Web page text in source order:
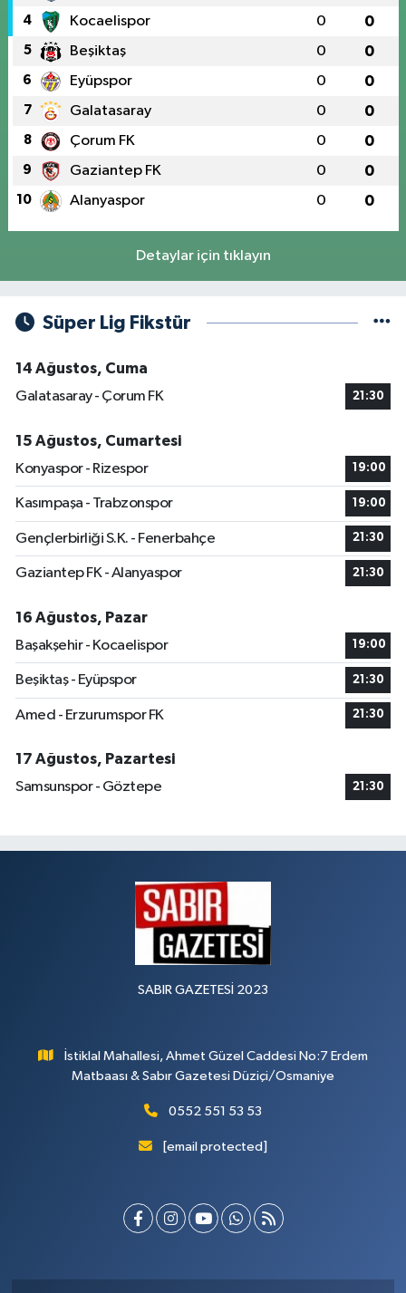
4 Kocaelispor 0 0
5 Beşiktaş 0 0
6 Eyüpspor 0 0
7 Galatasaray 0 0
8 Çorum FK 0 0
9 Gaziantep FK 0 0
10 Alanyaspor 0 0
Detaylar için tıklayın
Süper Lig Fikstür
14 Ağustos, Cuma
Galatasaray - Çorum FK
21:30
15 Ağustos, Cumartesi
Konyaspor - Rizespor
19:00
Kasımpaşa - Trabzonspor 19:00
Gençlerbirliği S.K. - Fenerbahçe 21:30
Gaziantep FK - Alanyaspor 21:30
16 Ağustos, Pazar
Başakşehir - Kocaelispor
19:00
Beşiktaş - Eyüpspor 21:30
Amed - Erzurumspor FK 21:30
17 Ağustos, Pazartesi
Samsunspor - Göztepe
21:30
SABIR GAZETESİ 2023
İstiklal Mahallesi, Ahmet Güzel Caddesi No:7 Erdem
Matbaası & Sabır Gazetesi Düziçi/Osmaniye
0552 551 53 53
[email protected]